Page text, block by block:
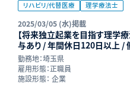
リハビリ/代替医療 理学療法士
2025/03/05 (水)掲載
【将来独立起業を目指す理学
与あり / 年間休日120日以上 /
成コース採用枠 | リハプライム
勤務地：埼玉県
雇用形態：正職員
施設形態： 企業